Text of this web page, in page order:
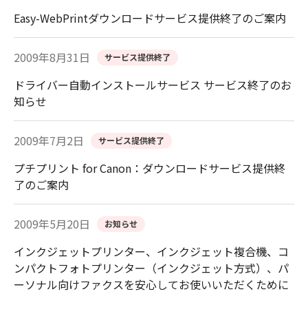
Easy-WebPrintダウンロードサービス提供終了のご案内
2009年8月31日 サービス提供終了
ドライバー自動インストールサービス サービス終了のお
知らせ
2009年7月2日 サービス提供終了
プチプリント for Canon：ダウンロードサービス提供終
了のご案内
2009年5月20日 お知らせ
インクジェットプリンター、インクジェット複合機、コ
ンパクトフォトプリンター（インクジェット方式）、パ
ーソナル向けファクスを安心してお使いいただくために